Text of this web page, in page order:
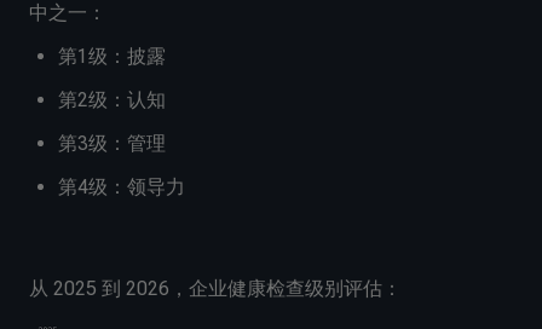
中之一：
第1级：披露
第2级：认知
第3级：管理
第4级：领导力
从 2025 到 2026，企业健康检查级别评估：